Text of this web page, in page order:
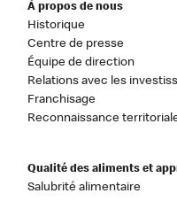
À propos de nous
Historique
Centre de presse
Équipe de direction
Relations avec les
Franchisage
Reconnaissance
Qualité des aliments et
Salubrité alimentaire